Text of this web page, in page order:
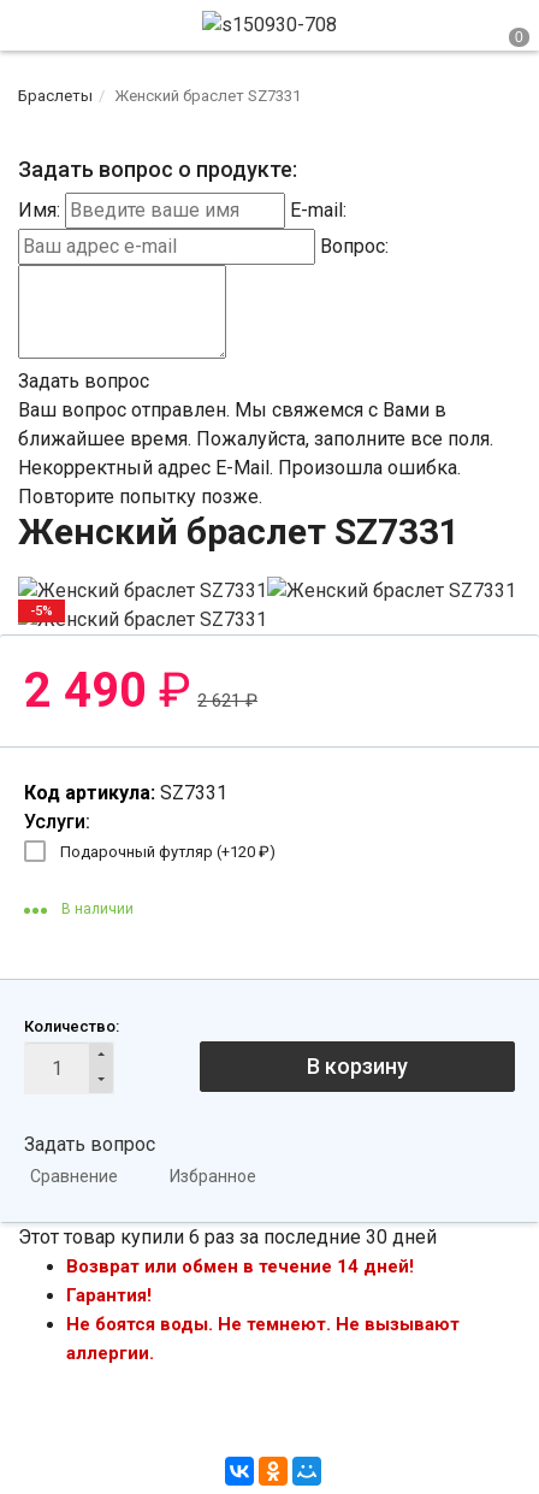
Браслеты Женский браслет SZ7331
Задать вопрос о продукте:
Имя:
E-mail:
Вопрос:
Задать вопрос
Ваш вопрос отправлен. Мы свяжемся с Вами в
ближайшее время. Пожалуйста, заполните все поля.
Некорректный адрес E-Mail. Произошла ошибка.
Повторите попытку позже.
Женский браслет SZ7331
-5%
2 490 ₽ 2 621₽
Код артикула: SZ7331
Услуги:
Подарочный футляр (+120 ₽)
В наличии
Количество:
В корзину
Задать вопрос
Сравнение Избранное
Этот товар купили 6 раз за последние 30 дней
Возврат или обмен в течение 14 дней!
Гарантия!
Не боятся воды. Не темнеют. Не вызывают
аллергии.